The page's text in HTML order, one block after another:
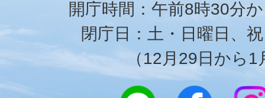
開庁時間：午前8時30分
閉庁日：土・日曜日、
（12月29日から1